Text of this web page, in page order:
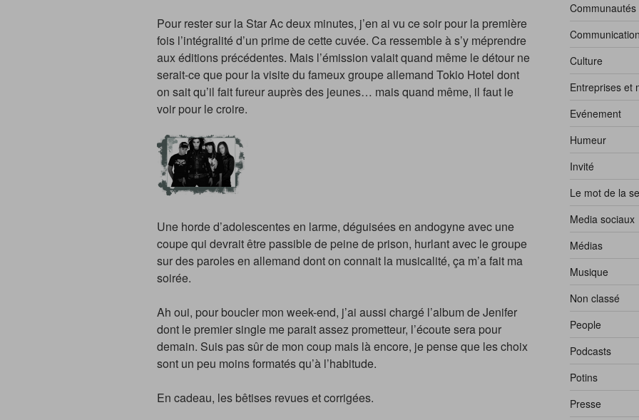
Pour rester sur la Star Ac deux minutes, j’en ai vu ce soir pour la première
fois l’intégralité d’un prime de cette cuvée. Ca ressemble à s’y méprendre
aux éditions précédentes. Mais l’émission valait quand même le détour ne
serait-ce que pour la visite du fameux groupe allemand Tokio Hotel dont
on sait qu’il fait fureur auprès des jeunes… mais quand même, il faut le
voir pour le croire.
Une horde d’adolescentes en larme, déguisées en andogyne avec une
coupe qui devrait être passible de peine de prison, hurlant avec le groupe
sur des paroles en allemand dont on connait la musicalité, ça m’a fait ma
soirée.
Ah oui, pour boucler mon week-end, j’ai aussi chargé l’album de Jenifer
dont le premier single me parait assez prometteur, l’écoute sera pour
demain. Suis pas sûr de mon coup mais là encore, je pense que les choix
sont un peu moins formatés qu’à l’habitude.
En cadeau, les bêtises revues et corrigées.
Communautés
Culture
Entreprises et
Evénement
Humeur
Invité
Le mot de la
Media sociaux
Médias
Musique
Non classé
People
Podcasts
Potins
Presse